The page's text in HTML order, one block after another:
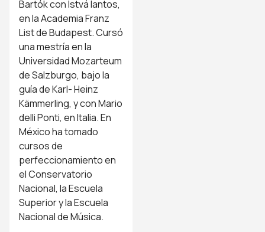
Bartók con Istvá lantos,
en la Academia Franz
List de Budapest. Cursó
una mestría en la
Universidad Mozarteum
de Salzburgo, bajo la
guía de Karl- Heinz
Kämmerling, y con Mario
delli Ponti, en Italia. En
México ha tomado
cursos de
perfeccionamiento en
el Conservatorio
Nacional, la Escuela
Superior y la Escuela
Nacional de Música.